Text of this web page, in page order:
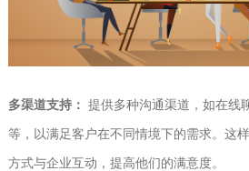
多渠道支持： 提供多种沟通渠道，如在线
等，以满足客户在不同情境下的需求。这
方式与企业互动，提高他们的满意度。